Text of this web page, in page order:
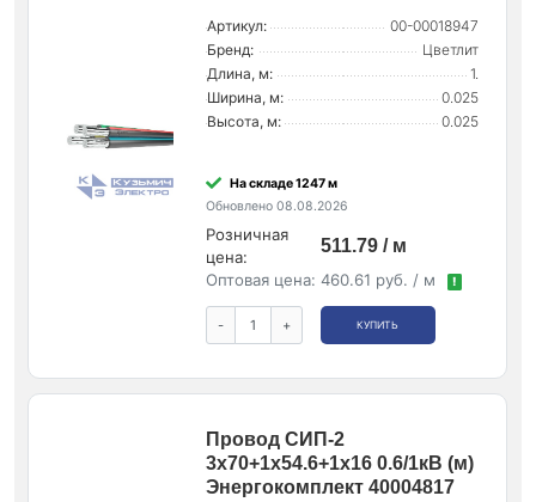
Артикул:
00-00018947
Бренд:
Цветлит
Длина, м:
1.
Ширина, м:
0.025
Высота, м:
0.025
На складе 1247 м
Обновлено 08.08.2026
Розничная
цена:
511.79 / м
Оптовая цена: 460.61 руб. / м !
- + КУПИТЬ
Провод СИП-2
3х70+1х54.6+1х16 0.6/1кВ (м)
Энергокомплект 40004817